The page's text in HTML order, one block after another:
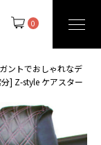
0
ントでおしゃれなデ
] Z-style ケアスター